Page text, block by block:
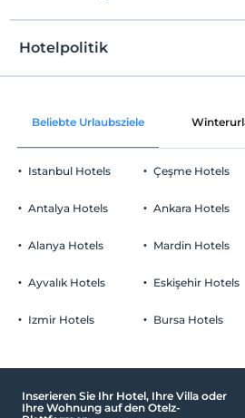
Es gibt keine Politik zum
Parken
Kostenlos
Schwimmbad
Hotelpolitik
Einchecken
Check-out
Vor 10:00
Haustiere
Rauchen
Der Aufenthalt für Kleinkinder bis
Beliebte Urlaubsziele
Istanbul Hotels
Antalya Hotels
Alanya Hotels
Ayvalık Hotels
Izmir Hotels
Çeşme Hotels
Ankara Hotels
Mardin Hotels
Eskişehir Hotels
Bursa Hotels
Inserieren Sie Ihr Hotel, Ihre Villa oder
Ihre Wohnung auf den Otelz-